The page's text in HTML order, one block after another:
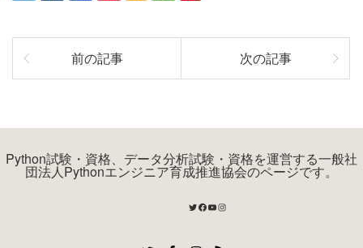
前の記事 次の記事
Python試験・資格、データ分析試験・資格を運営する一般社
団法人Pythonエンジニア育成推進協会のページです。
Twitter
Facebook
YouTube
Instagram
RSS